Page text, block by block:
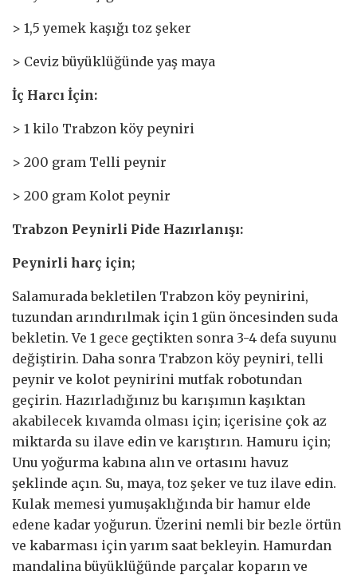
> 1,5 yemek kaşığı toz şeker
> Ceviz büyüklüğünde yaş maya
İç Harcı İçin:
> 1 kilo Trabzon köy peyniri
> 200 gram Telli peynir
> 200 gram Kolot peynir
Trabzon Peynirli Pide Hazırlanışı:
Peynirli harç için;
Salamurada bekletilen Trabzon köy peynirini,
tuzundan arındırılmak için 1 gün öncesinden suda
bekletin. Ve 1 gece geçtikten sonra 3-4 defa suyunu
değiştirin. Daha sonra Trabzon köy peyniri, telli
peynir ve kolot peynirini mutfak robotundan
geçirin. Hazırladığınız bu karışımın kaşıktan
akabilecek kıvamda olması için; içerisine çok az
miktarda su ilave edin ve karıştırın. Hamuru için;
Unu yoğurma kabına alın ve ortasını havuz
şeklinde açın. Su, maya, toz şeker ve tuz ilave edin.
Kulak memesi yumuşaklığında bir hamur elde
edene kadar yoğurun. Üzerini nemli bir bezle örtün
ve kabarması için yarım saat bekleyin. Hamurdan
mandalina büyüklüğünde parçalar koparın ve